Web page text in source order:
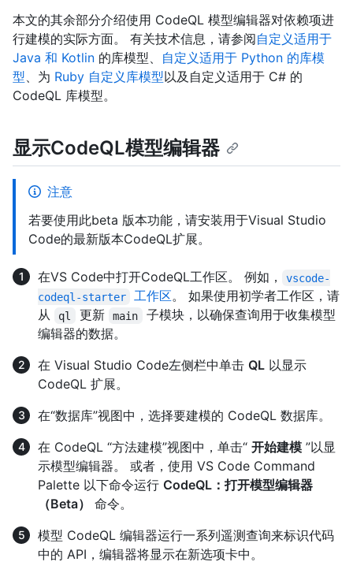
本文的其余部分介绍使用 CodeQL 模型编辑器对依赖项进
行建模的实际方面。 有关技术信息，请参阅自定义适用于
Java 和 Kotlin 的库模型、 自定义适用于 Python 的库模
型、为 Ruby 自定义库模型以及自定义适用于 C# 的
CodeQL 库模型。
显示CodeQL模型编辑器
注意
若要使用此beta 版本功能，请安装用于Visual Studio
Code的最新版本CodeQL扩展。
在VS Code中打开CodeQL工作区。 例如，
vscode-
codeql-starter
工作区。 如果使用初学者工作区，请
从
ql 更新 main
子模块，以确保查询用于收集模型
编辑器的数据。
在 Visual Studio Code左侧栏中单击 QL 以显示
CodeQL 扩展。
在“数据库”视图中，选择要建模的 CodeQL 数据库。
在 CodeQL “方法建模”视图中，单击“ 开始建模 ”以显
示模型编辑器。 或者，使用 VS Code Command
Palette 以下命令运行 CodeQL：打开模型编辑器
（Beta）
命令。
模型 CodeQL 编辑器运行一系列遥测查询来标识代码
中的 API，编辑器将显示在新选项卡中。